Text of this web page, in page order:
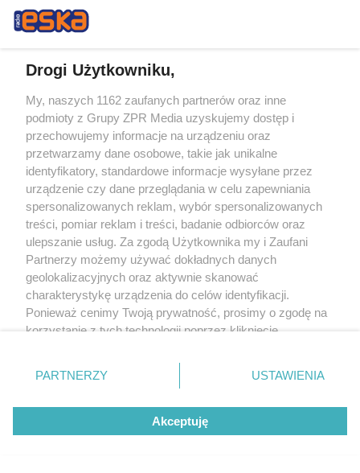
Drogi Użytkowniku,
My, naszych 1162 zaufanych partnerów oraz inne
podmioty z Grupy ZPR Media uzyskujemy dostęp i
przechowujemy informacje na urządzeniu oraz
przetwarzamy dane osobowe, takie jak unikalne
identyfikatory, standardowe informacje wysyłane przez
urządzenie czy dane przeglądania w celu zapewniania
spersonalizowanych reklam, wybór spersonalizowanych
treści, pomiar reklam i treści, badanie odbiorców oraz
ulepszanie usług. Za zgodą Użytkownika my i Zaufani
Partnerzy możemy używać dokładnych danych
geolokalizacyjnych oraz aktywnie skanować
charakterystykę urządzenia do celów identyfikacji.
Ponieważ cenimy Twoją prywatność, prosimy o zgodę na
korzystanie z tych technologii poprzez kliknięcie
zmienić/wycofać klikając przycisk ustawień prywatności
znajdujący się w lewym dolnym rogu strony
rodzaje przetwarzania danych nie wymagają zgody
użytkownika, ale masz prawo sprzeciwić się takiemu
przetwarzaniu. Preferencje będą miały zastosowanie tylko
PARTNERZY USTAWIENIA
Akceptuję